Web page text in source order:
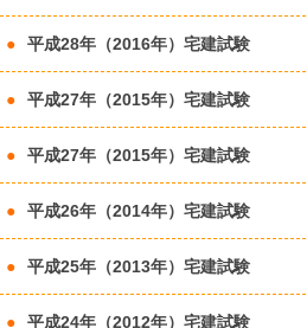
平成28年（2016年）宅建試験
平成27年（2015年）宅建試験
平成27年（2015年）宅建試験
平成26年（2014年）宅建試験
平成25年（2013年）宅建試験
平成24年（2012年）宅建試験